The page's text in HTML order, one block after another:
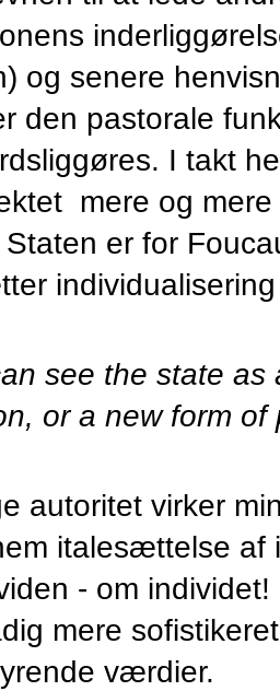
og senere
den pastorale
I takt
 mere og
er for
see the state as
or a new form of
autoritet virker
italesættelse af
- om
mere
værdier.